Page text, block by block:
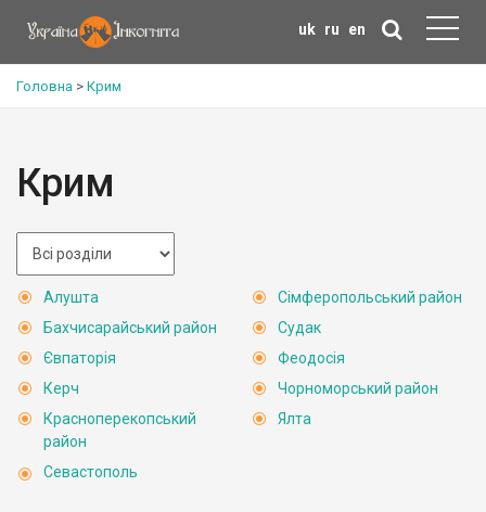
uk ru en
Головна > Крим
Крим
Алушта
Бахчисарайський район
Євпаторія
Керч
Красноперекопський
район
Севастополь
Сімферопольський район
Судак
Феодосія
Чорноморський район
Ялта